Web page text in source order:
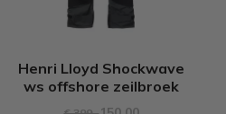
Henri Lloyd Shockwave
ws offshore zeilbroek